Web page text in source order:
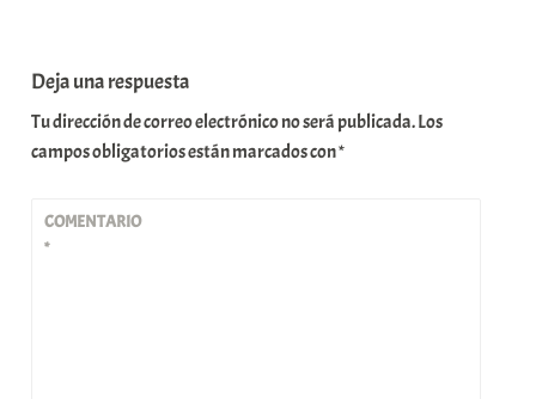
Deja una respuesta
Tu dirección de correo electrónico no será publicada.Los
campos obligatorios están marcados con*
COMENTARIO
*